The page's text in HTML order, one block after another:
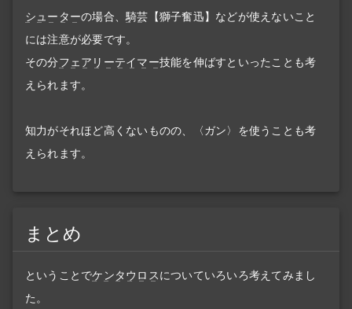
シューターの場合、騎芸 【獅子奮迅】などが使えないこと
には注意が必要です。
その分フェアリーテイマー技能を伸ばすといったことも考
えられます。
知力がそれほど高くないものの、〈ガン〉を使うことも考
えられます。
まとめ
ということでケンタウロスについていろいろ考えてみまし
た。